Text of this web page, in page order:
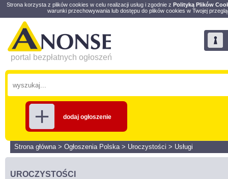
Strona korzysta z plików cookies w celu realizacji usług i zgodnie z Polityką Plików
warunki przechowywania lub dostępu do plików cookies w Twojej
portal bezpłatnych ogłoszeń
dodaj ogłoszenie
Strona główna> Ogłoszenia Polska> Uroczystości > Usługi
UROCZYSTOŚCI